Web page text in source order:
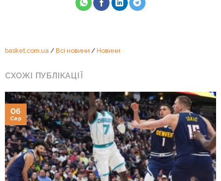
basket.com.ua / Всі новини / Новини
СХОЖІ ПУБЛІКАЦІЇ
06
Сер